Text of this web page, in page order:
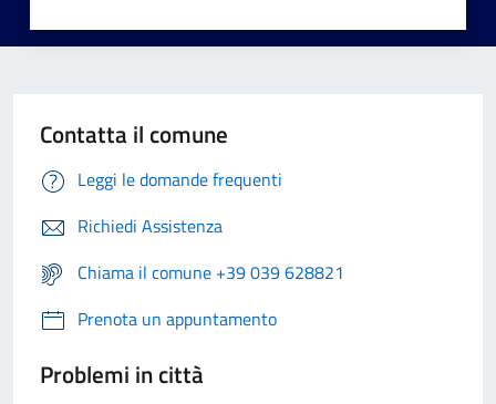
Contatta il comune
Leggi le domande frequenti
Richiedi Assistenza
Chiama il comune +39 039 628821
Prenota un appuntamento
Problemi in città